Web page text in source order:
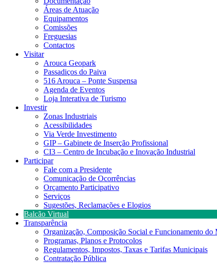
Áreas de Atuação
Equipamentos
Comissões
Freguesias
Contactos
Visitar
Arouca Geopark
Passadiços do Paiva
516 Arouca – Ponte Suspensa
Agenda de Eventos
Loja Interativa de Turismo
Investir
Zonas Industriais
Acessibilidades
Via Verde Investimento
GIP – Gabinete de Inserção Profissional
CI3 – Centro de Incubação e Inovação Industrial
Participar
Fale com a Presidente
Comunicação de Ocorrências
Orçamento Participativo
Serviços
Sugestões, Reclamações e Elogios
Balcão Virtual
Transparência
Organização, Composição Social e Funcionamento
Programas, Planos e Protocolos
Regulamentos, Impostos, Taxas e Tarifas Municipais
Contratação Pública